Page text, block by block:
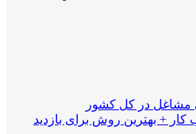
مشاغل در کل کشور
کار + بهترین روش برای بازدید